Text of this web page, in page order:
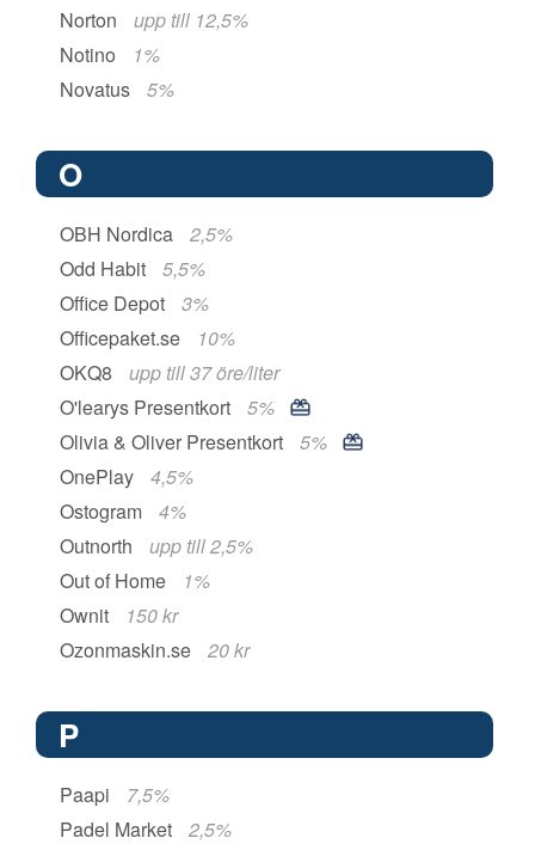
Norton
upp till 12,5%
Notino
1%
Novatus
5%
O
OBH Nordica
2,5%
Odd Habit
5,5%
Office Depot
3%
Officepaket.se
10%
OKQ8
upp till 37 öre/liter
O'learys Presentkort
5%
Olivia & Oliver Presentkort
5%
OnePlay
4,5%
Ostogram
4%
Outnorth
upp till 2,5%
Out of Home
1%
Ownit
150 kr
Ozonmaskin.se
20 kr
P
Paapi
7,5%
Padel Market
2,5%